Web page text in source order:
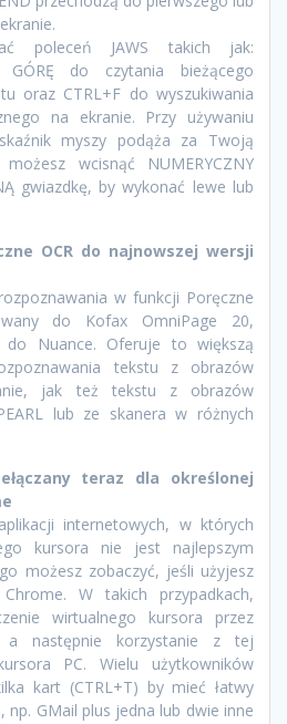
poleceń JAWS takich jak:
GÓRĘ do czytania bieżącego
oraz CTRL+F do wyszukiwania
na ekranie. Przy używaniu
myszy podąża za Twoją
wcisnąć NUMERYCZNY
gwiazdkę, by wykonać lewe lub
OCR do najnowszej wersji
w funkcji Poręczne
do Kofax OmniPage 20,
do Nuance. Oferuje to większą
tekstu z obrazów
jak też tekstu z obrazów
lub ze skanera w różnych
teraz dla określonej
internetowych, w których
kursora nie jest najlepszym
możesz zobaczyć, jeśli użyjesz
W takich przypadkach,
wirtualnego kursora przez
a następnie korzystanie z tej
PC. Wielu użytkowników
kart (CTRL+T) by mieć łatwy
GMail plus jedna lub dwie inne